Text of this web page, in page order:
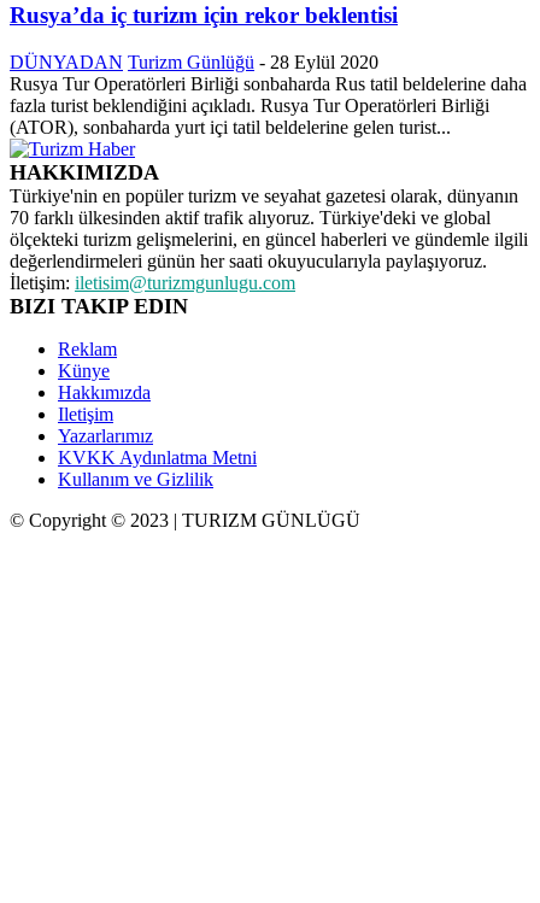
Rusya’da iç turizm için rekor beklentisi
DÜNYADAN Turizm Günlüğü - 28 Eylül 2020
Rusya Tur Operatörleri Birliği sonbaharda Rus tatil beldelerine daha
fazla turist beklendiğini açıkladı. Rusya Tur Operatörleri Birliği
(ATOR), sonbaharda yurt içi tatil beldelerine gelen turist...
HAKKIMIZDA
Türkiye'nin en popüler turizm ve seyahat gazetesi olarak, dünyanın
70 farklı ülkesinden aktif trafik alıyoruz. Türkiye'deki ve global
ölçekteki turizm gelişmelerini, en güncel haberleri ve gündemle ilgili
değerlendirmeleri günün her saati okuyucularıyla paylaşıyoruz.
İletişim: iletisim@turizmgunlugu.com
BIZI TAKIP EDIN
Reklam
Künye
Hakkımızda
Iletişim
Yazarlarımız
KVKK Aydınlatma Metni
Kullanım ve Gizlilik
© Copyright © 2023 | TURIZM GÜNLÜGÜ